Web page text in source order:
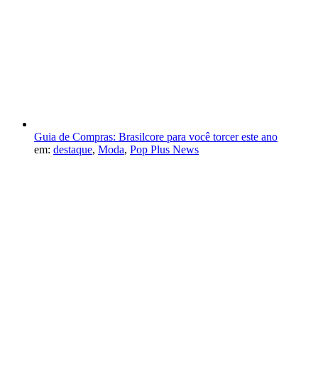
Guia de Compras: Brasilcore para você torcer este ano
em: destaque, Moda, Pop Plus News